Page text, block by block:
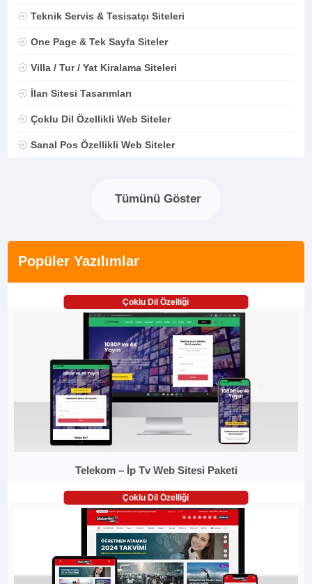
Teknik Servis & Tesisatçı Siteleri
One Page & Tek Sayfa Siteler
Villa / Tur / Yat Kiralama Siteleri
İlan Sitesi Tasarımları
Çoklu Dil Özellikli Web Siteler
Sanal Pos Özellikli Web Siteler
Tümünü Göster
Popüler Yazılımlar
Çoklu Dil Özelliği
Telekom – İp Tv Web Sitesi Paketi
Çoklu Dil Özelliği